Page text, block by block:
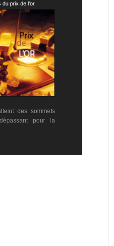
du prix de l'or
des sommets
pour la